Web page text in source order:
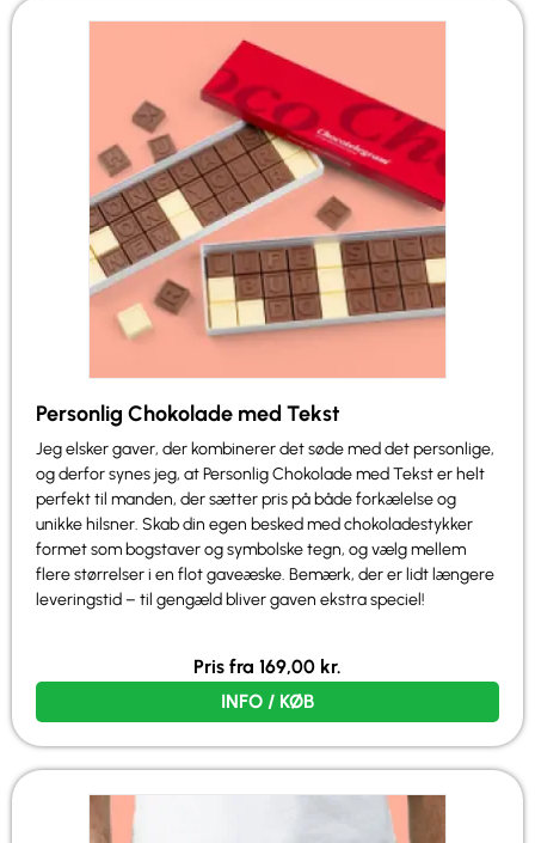
Personlig Chokolade med Tekst
Jeg elsker gaver, der kombinerer det søde med det personlige,
og derfor synes jeg, at Personlig Chokolade med Tekst er helt
perfekt til manden, der sætter pris på både forkælelse og
unikke hilsner. Skab din egen besked med chokoladestykker
formet som bogstaver og symbolske tegn, og vælg mellem
flere størrelser i en flot gaveæske. Bemærk, der er lidt længere
leveringstid – til gengæld bliver gaven ekstra speciel!
Pris fra 169,00 kr.
INFO / KØB